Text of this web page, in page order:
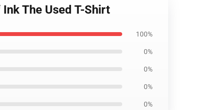
The Used T-Shirt
100%
0%
0%
0%
0%